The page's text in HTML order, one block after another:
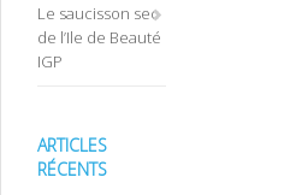
Le saucisson sec
de l’Ile de Beauté
IGP
ARTICLES
RÉCENTS